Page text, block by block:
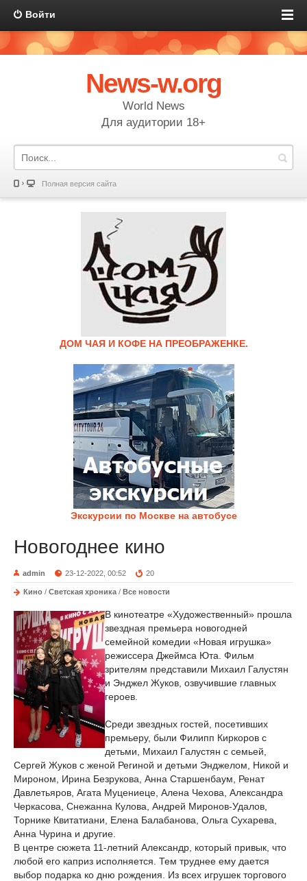
Войти
News-w.org
World News
Для аудитории 18+
Полная версия сайта
ДОМ ЧАЯ И КОФЕ НА ПРЕОБРАЖЕНКЕ.
Экскурсии по Москве на автобусе
Новогоднее кино
admin 23-12-2022, 00:52 20
Кино / Светская хроника / Все новости
В кинотеатре «Художественный» прошла
звездная премьера новогодней
семейной комедии «Новая игрушка»
режиссера Джеймса Юта. Фильм
зрителям представили Михаил Галустян
и Энджел Жуков, озвучившие главных
героев.
Среди звездных гостей, посетивших
премьеру, были Филипп Киркоров с
детьми, Михаил Галустян с семьей,
Сергей Жуков с женой Региной и детьми Энджелом, Никой и
Мироном, Ирина Безрукова, Анна Старшенбаум, Ренат
Давлетьяров, Агата Муцениеце, Алена Чехова, Александра
Черкасова, Снежанна Кулова, Андрей Миронов-Удалов,
Торнике Квитатиани, Елена Балабанова, Ольга Сухарева,
Анна Чурина и другие.
В центре сюжета 11-летний Александр, который привык, что
любой его каприз исполняется. Тем труднее ему дается
выбор подарка ко дню рождения. Из всех игрушек торгового